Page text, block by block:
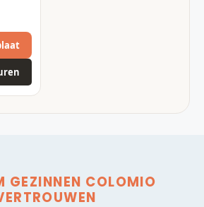
GEZINNEN COLOMIO